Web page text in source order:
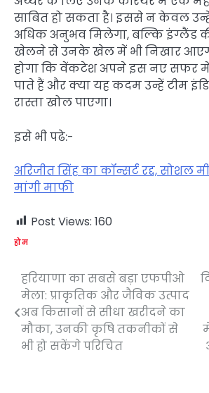
साबित हो सकता है। इससे न केवल
अधिक अनुभव मिलेगा, बल्कि इंग्लैंड की
खेलने से उनके खेल में भी निखार
होगा कि वेंकटेश अपने इस नए सफर
पाते हैं और क्या यह कदम उन्हें टीम
रास्ता खोल पाएगा।
इसे भी पढे:-
अरिजीत सिंह का कॉन्सर्ट रद्द, सोशल
मांगी माफी
Post Views: 160
होम
Post
navigation
हरियाणा का सबसे बड़ा एफपीओ
मेला: प्राकृतिक और जैविक उत्पाद
अब किसानों से सीधा खरीदने का
मौका, उनकी कृषि तकनीकों से
भी हो सकेंगे परिचित